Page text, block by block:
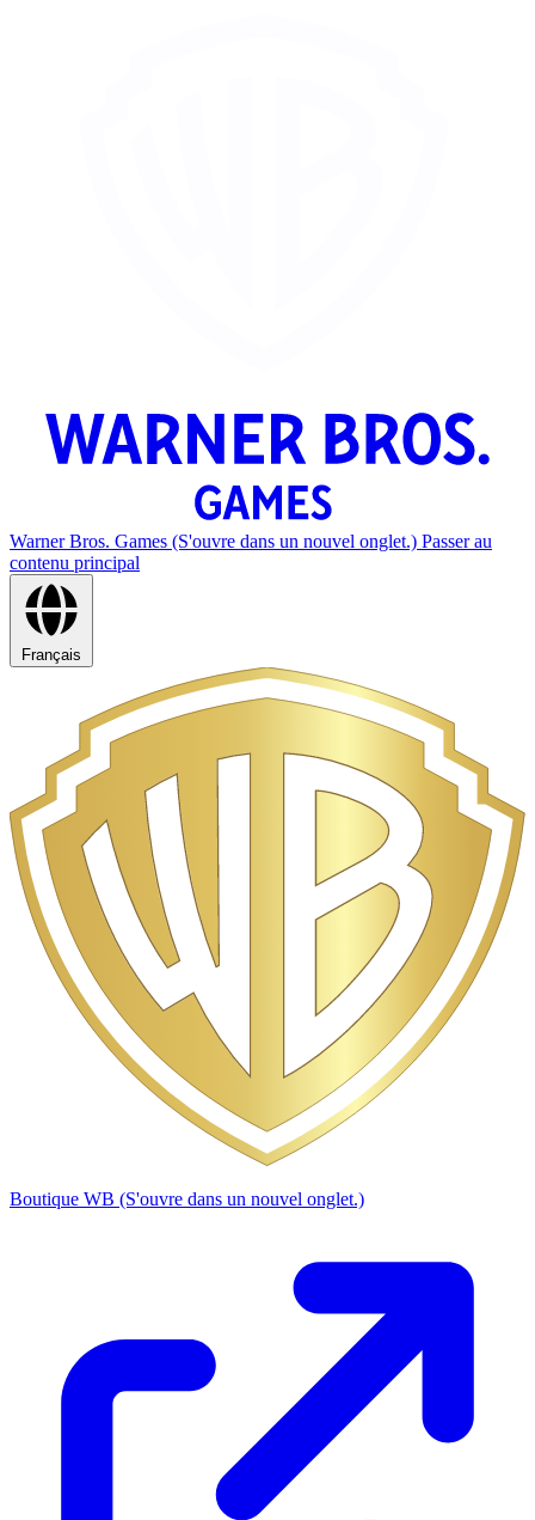
Warner Bros. Games (S'ouvre dans un nouvel onglet.) Passer au
contenu principal
Français
Boutique WB (S'ouvre dans un nouvel onglet.)